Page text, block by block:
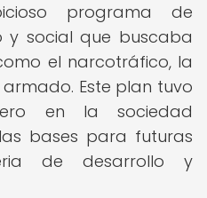
programa de
y social que buscaba
el narcotráfico, la
Este plan tuvo
en la sociedad
bases para futuras
de desarrollo y